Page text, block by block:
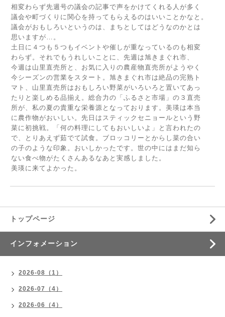
相変わらず先週号の議会の記事で声をかけてくれる人が多く
議会や町づくりに関心を持ってもらえるのはいいことかなと。
議会がおもしろいというのは、まちとしてはどうなのかとは
思いますが…。
土日に４つも５つもイベントや催しが重なっているのも相変
わらず。それでもうれしいことに、先週は旭きまぐれ市、
今週は山里直売所と、お気に入りの農産物直売所がようやく
今シーズンの営業をスタート。旭きまぐれ市は絶品の完熟ト
マト、山里直売所はおもしろい野菜がいろいろと置いてあっ
たりと楽しめる品揃え。総合力の「ふるさと市場」の３直売
所が、私の夏の貴重な栄養源となっております。美瑛は本当
に農作物がおいしい。先日はスティックセニョールという野
菜に初挑戦。「何の料理にしてもおいしいよ」と言われたの
で、とりあえず茹でて試食。ブロッコリーとからし菜の合い
の子のような印象。おいしかったです。世の中にはまだ知ら
ない食べ物がたくさんあるなあと実感しました。
美瑛に来てよかった。
トップページ
インフォメーション
2026-08（1）
2026-07（4）
2026-06（4）